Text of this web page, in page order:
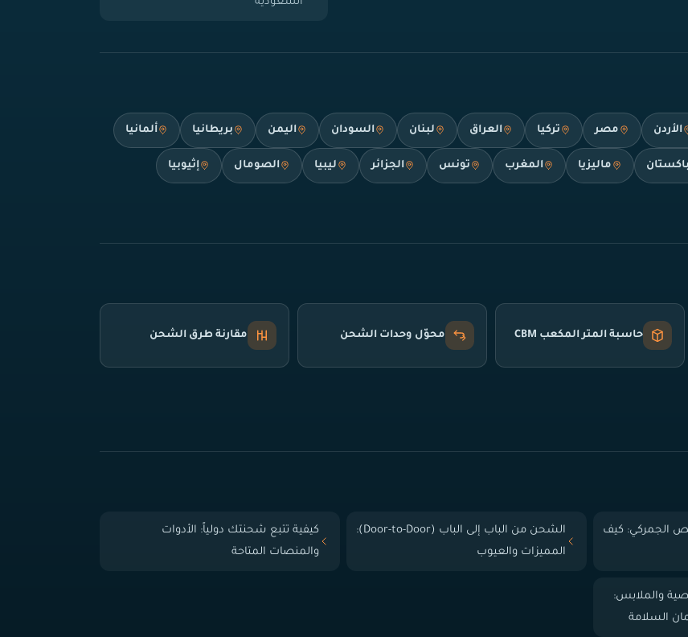
الأردن مصر تركيا العراق لبنان السودان اليمن بريطانيا ألمانيا
باكستان ماليزيا المغرب تونس الجزائر ليبيا الصومال إثيوبيا
حاسبة المتر المكعب CBM محوّل وحدات الشحن مقارنة طرق الشحن
الجمركي: كيف
الشحن من الباب إلى الباب (Door-to-Door):
المميزات والعيوب
كيفية تتبع شحنتك دولياً: الأدوات
والمنصات المتاحة
والملابس:
السلامة